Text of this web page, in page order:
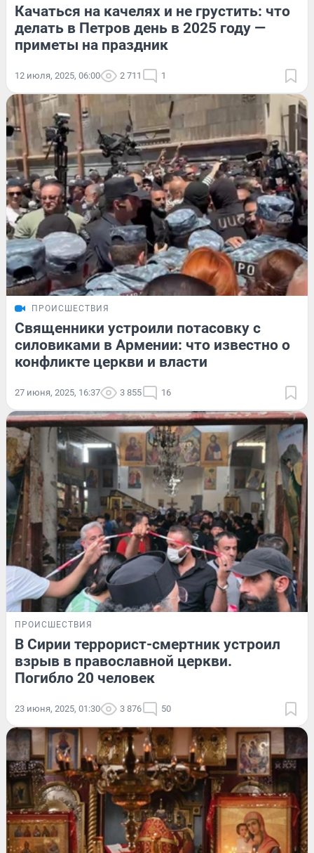
Качаться на качелях и не грустить: что
делать в Петров день в 2025 году —
приметы на праздник
12 июля, 2025, 06:00 2 711 1
ПРОИСШЕСТВИЯ
Священники устроили потасовку с
силовиками в Армении: что известно о
конфликте церкви и власти
27 июня, 2025, 16:37 3 855 16
ПРОИСШЕСТВИЯ
В Сирии террорист-смертник устроил
взрыв в православной церкви.
Погибло 20 человек
23 июня, 2025, 01:30 3 876 50